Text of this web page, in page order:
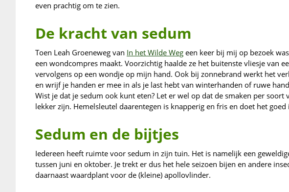
even prachtig om te zien.
De kracht van sedum
Toen Leah Groeneweg van In het Wilde Weg een keer bij mij op bezoek
een wondcompres maakt. Voorzichtig haalde ze het buitenste vliesje van
vervolgens op een wondje op mijn hand. Ook bij zonnebrand werkt het
en wrijf je handen er mee in als je last hebt van winterhanden of ruwe
Wist je dat je sedum ook kunt eten? Let er wel op dat de smaken per soort
lekker zijn. Hemelsleutel daarentegen is knapperig en fris en doet het goed
Sedum en de bijtjes
Iedereen heeft ruimte voor sedum in zijn tuin. Het is namelijk een
tussen juni en oktober. Je trekt er dus het hele seizoen bijen en andere
daarnaast waardplant voor de (kleine) apollovlinder.